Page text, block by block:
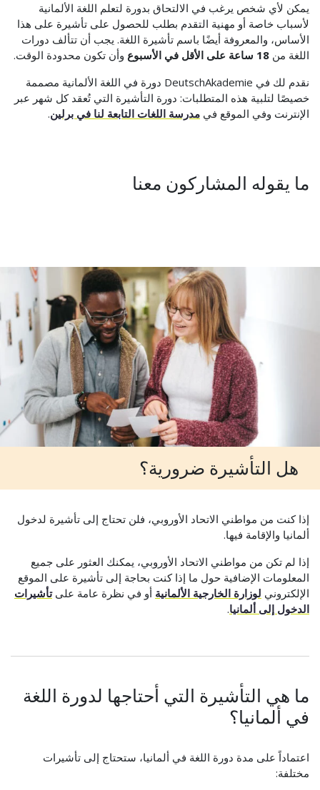
يمكن لأي شخص يرغب في الالتحاق بدورة لتعلم اللغة الألمانية
لأسباب خاصة أو مهنية التقدم بطلب للحصول على تأشيرة على هذا
الأساس، والمعروفة أيضًا باسم تأشيرة اللغة. يجب أن تتألف دورات
اللغة من 18 ساعة على الأقل في الأسبوع
وأن تكون محدودة الوقت.
نقدم لك في DeutschAkademie دورة في اللغة الألمانية مصممة
خصيصًا لتلبية هذه المتطلبات: دورة التأشيرة التي تُعقد كل شهر عبر
الإنترنت وفي الموقع في مدرسة اللغات التابعة لنا في برلين.
ما يقوله المشاركون معنا
هل التأشيرة ضرورية؟
إذا كنت من مواطني الاتحاد الأوروبي، فلن تحتاج إلى تأشيرة لدخول
ألمانيا والإقامة فيها.
إذا لم تكن من مواطني الاتحاد الأوروبي، يمكنك العثور على جميع
المعلومات الإضافية حول ما إذا كنت بحاجة إلى تأشيرة على الموقع
الإلكتروني لوزارة الخارجية الألمانية أو في نظرة عامة علىتأشيرات
الدخول إلى ألمانيا.
ما هي التأشيرة التي أحتاجها لدورة اللغة
في ألمانيا؟
اعتماداً على مدة دورة اللغة في ألمانيا، ستحتاج إلى تأشيرات
مختلفة: